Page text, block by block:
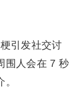
引发社交讨
围人会在 7 秒